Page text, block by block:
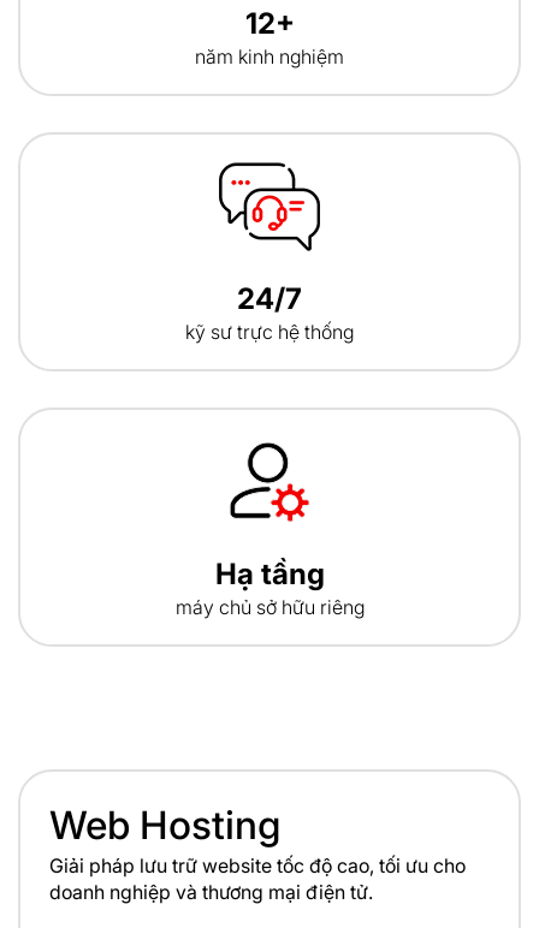
12+
năm kinh nghiệm
24/7
kỹ sư trực hệ thống
Hạ tầng
máy chủ sở hữu riêng
Web Hosting
Giải pháp lưu trữ website tốc độ cao, tối ưu cho
doanhnghiệp và thương mại điện tử.